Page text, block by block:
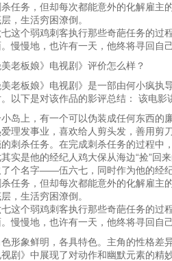
任务，但却每次都能意外的化解雇主
，生活穷困潦倒。
个弱鸡刺客执行那些奇葩任务的过
慢慢地，也许有一天，他终将寻回自
美老板娘》电视剧》评价怎么样？
美老板娘》电视剧》是一部由何小疯
以下是对该作品的影评总结： 该电影
上，有一个可以伪装成任何东西的廉
理发事业，喜欢给人剪头发，善用
刺杀任务。在完成刺杀任务的过程中
是他的经纪人鸡大保从海边“捡”回来
了个名字——伍六七，同时作为他的经
任务，但却每次都能意外的化解雇主
，生活穷困潦倒。
个弱鸡刺客执行那些奇葩任务的过
慢慢地，也许有一天，他终将寻回自
形象鲜明，各具特色。主角的性格差
剧》中展现了对动作和幽默元素的精